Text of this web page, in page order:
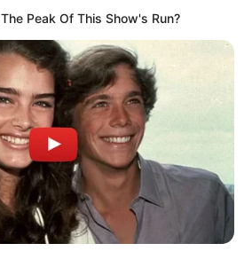
Peak Of This Show's Run?